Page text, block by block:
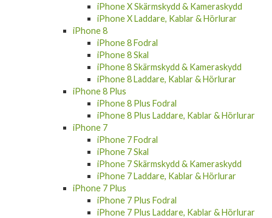
iPhone X Skärmskydd & Kameraskydd
iPhone X Laddare, Kablar & Hörlurar
iPhone 8
iPhone 8 Fodral
iPhone 8 Skal
iPhone 8 Skärmskydd & Kameraskydd
iPhone 8 Laddare, Kablar & Hörlurar
iPhone 8 Plus
iPhone 8 Plus Fodral
iPhone 8 Plus Laddare, Kablar & Hörlurar
iPhone 7
iPhone 7 Fodral
iPhone 7 Skal
iPhone 7 Skärmskydd & Kameraskydd
iPhone 7 Laddare, Kablar & Hörlurar
iPhone 7 Plus
iPhone 7 Plus Fodral
iPhone 7 Plus Laddare, Kablar & Hörlurar